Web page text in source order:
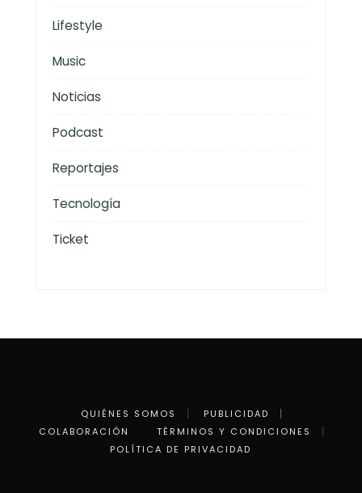
Lifestyle
Music
Noticias
Podcast
Reportajes
Tecnología
Ticket
QUIÉNES SOMOS
PUBLICIDAD
COLABORACIÓN
TÉRMINOS Y CONDICIONES
POLÍTICA DE PRIVACIDAD